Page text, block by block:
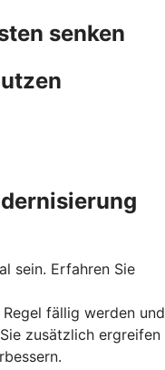
senken
sein. Erfahren Sie
fällig werden und
zusätzlich ergreifen